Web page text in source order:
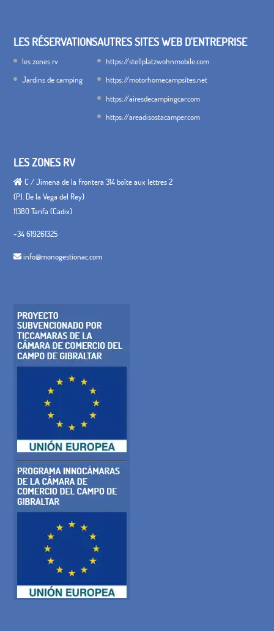
LES RÉSERVATIONS
les zones rv
Jardins de camping
AUTRES SITES WEB D'ENTREPRISE
https://stellplatzwohnmobile.com
https://motorhomecampsites.net
https://airesdecampingcar.com
https://areadisostacamper.com
LES ZONES RV
C / Jimena de la Frontera 314 boîte aux lettres 2
(P.I. De la Vega del Rey)
11380 Tarifa (Cadix)
+34 619261325
info@monogestionac.com